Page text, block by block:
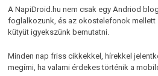
A NapiDroid.hu nem csak egy Andriod
foglalkozunk, és az okostelefonok
kütyüt igyekszünk bemutatni.
Minden nap friss cikkekkel, hírekkel
megírni, ha valami érdekes történik a